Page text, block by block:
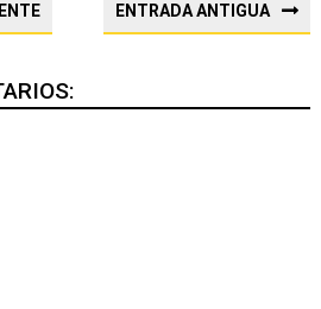
ENTRADA ANTIGUA